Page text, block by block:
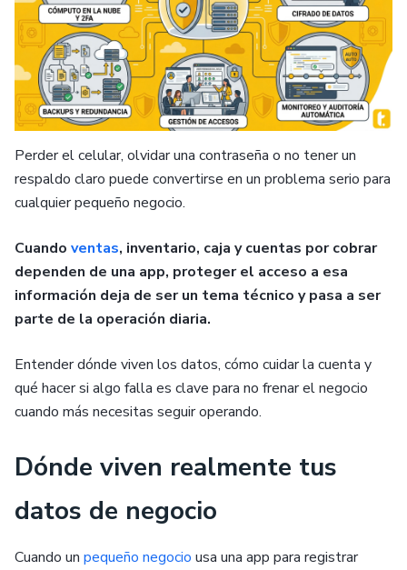
Perder el celular, olvidar una contraseña o no tener un
respaldo claro puede convertirse en un problema serio para
cualquier pequeño negocio.
Cuando ventas, inventario, caja y cuentas por cobrar
dependen de una app, proteger el acceso a esa
información deja de ser un tema técnico y pasa a ser
parte de la operación diaria.
Entender dónde viven los datos, cómo cuidar la cuenta y
qué hacer si algo falla es clave para no frenar el negocio
cuando más necesitas seguir operando.
Dónde viven realmente tus
datos de negocio
Cuando un pequeño negocio usa una app para registrar